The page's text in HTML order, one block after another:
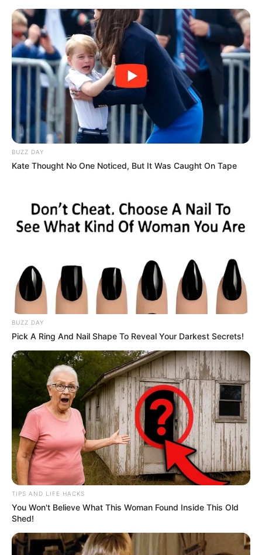
HOME
INSPIRASI
STYLE
FILM &
SERIES
NGAKAK
QUOTES
HYPE
MORE
BUZZ DAY
Kate Thought No One Noticed, But It Was Caught On Tape
BUZZ DAY
Pick A Ring And Nail Shape To Reveal Your Darkest Secrets!
TIPS AND LIFE HACKS
You Won't Believe What This Woman Found Inside This Old
Shed!